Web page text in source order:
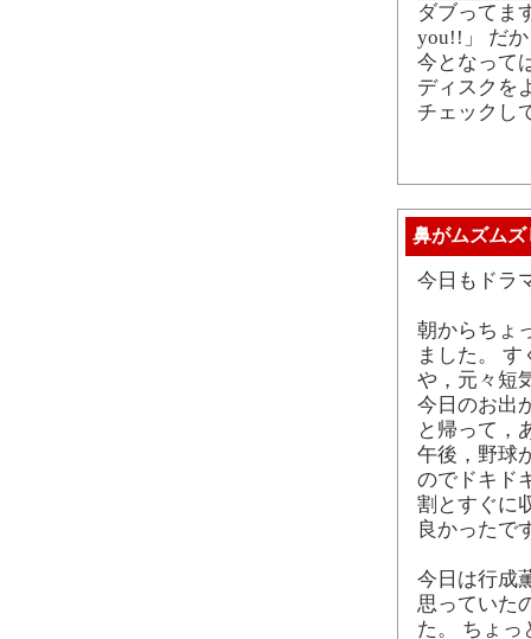
ダブってま
you!!」 だ
今となって
ディスクを
チェックし
鼻がムズムズ
今日もドラ
朝からちょ
ました。
や，元々短
今日のお出
と帰って，
午後，野球
のでドキド
割とすぐに
良かったで
今日は行成
思っていた
た。 ちょっ